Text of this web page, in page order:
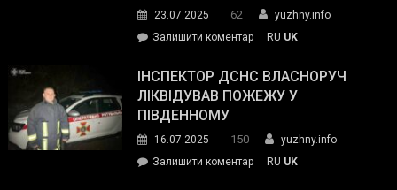
гуманітарну
допомогу
23.07.2025 62
yuzhny.info
Залишити коментарon
провів
нараду
силових
та
RU UK
ІНСПЕКТОР ДСНС ВЛАСНОРУЧ
ЛІКВІДУВАВ ПОЖЕЖУ У
ПІВДЕННОМУ
16.07.2025 150
yuzhny.info
Залишити коментарon
RU UK